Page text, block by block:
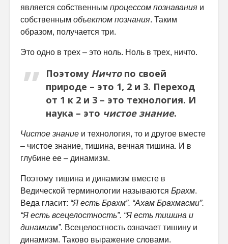
является собственным процессом познавания и
собственным объектом познания. Таким
образом, получается три.
Это одно в трех – это ноль. Ноль в трех, ничто.
Поэтому Ничтопо своей
природе – это 1, 2 и 3. Переход
от 1 к 2 и 3 – это технология. И
наука – это чистое знание.
Чистое знание и технология, то и другое вместе
– чистое знание, тишина, вечная тишина. И в
глубине ее – динамизм.
Поэтому тишина и динамизм вместе в
Ведической терминологии называются Брахм.
Веда гласит: “Я есть Брахм”. “Ахам Брахмасми”.
“Я есть всецелостность”. “Я есть тишина и
динамизм”. Всецелостность означает тишину и
динамизм. Таково выражение словами.